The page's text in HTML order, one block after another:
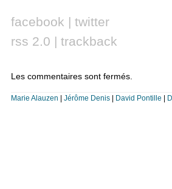
facebook | twitter
rss 2.0 | trackback
Les commentaires sont fermés.
Marie Alauzen Jérôme Denis| David Pontille